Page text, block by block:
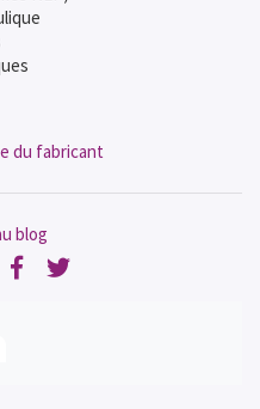
du fabricant
blog
Facebook